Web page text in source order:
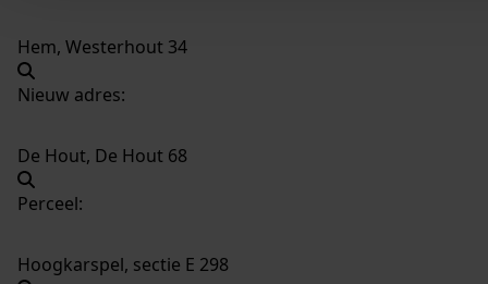
Hem, Westerhout 34
Nieuw adres:
De Hout, De Hout 68
Perceel:
Hoogkarspel, sectie E 298